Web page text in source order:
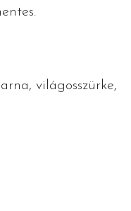
világosszürke,